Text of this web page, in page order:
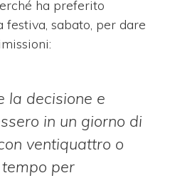
ha preferito
sabato, per dare
la decisione e
in un giorno di
ventiquattro o
per